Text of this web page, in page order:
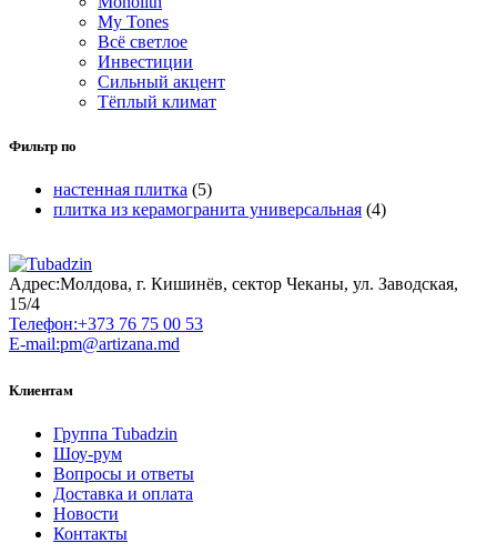
My Tones
Всё светлое
Инвестиции
Сильный акцент
Тёплый климат
Фильтр по
настенная плитка (5)
плитка из керамогранита универсальная (4)
Адрес:Молдова, г. Кишинёв, сектор Чеканы, ул. Заводская,
15/4
Телефон:+373 76 75 00 53
E-mail:pm@artizana.md
Клиентам
Группа Tubadzin
Шоу-рум
Вопросы и ответы
Доставка и оплата
Новости
Контакты